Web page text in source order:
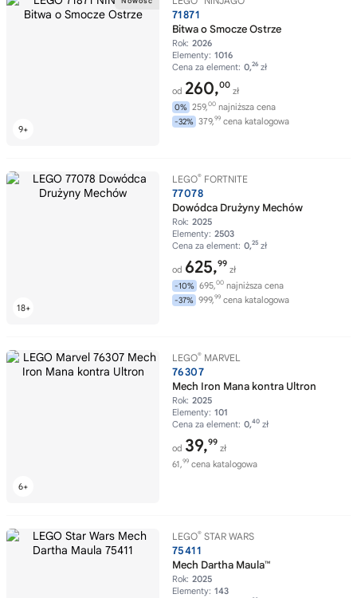
71871
Bitwa o Smocze Ostrze
Rok: 2026
Elementy: 1016
Cena za element: 0,26 zł
od 260,00
zł
0% 259,00 najniższa cena
-32% 379,99 cena katalogowa
LEGO® FORTNITE
77078
Dowódca Drużyny Mechów
Rok: 2025
Elementy: 2503
Cena za element: 0,25 zł
od 625,99
zł
-10% 695,00 najniższa cena
-37% 999,99 cena katalogowa
LEGO® MARVEL
76307
Mech Iron Mana kontra Ultron
Rok: 2025
Elementy: 101
Cena za element: 0,40 zł
od 39,99
zł
61,99 cena katalogowa
LEGO® STAR WARS
75411
Mech Dartha Maula™
Rok: 2025
Elementy: 143